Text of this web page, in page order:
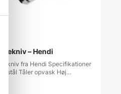
– Hendi
fra Hendi Specifikationer
stål Tåler opvask Høj…